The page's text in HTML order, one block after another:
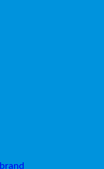
brand